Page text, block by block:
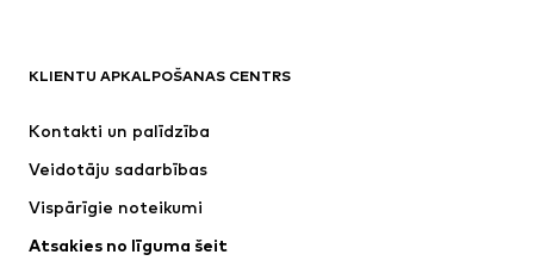
ADIDAS SPORTSWEAR
Nike Sportswear
NIKE
KLIENTU APKALPOŠANAS CENTRS
Kontakti un palīdzība
Veidotāju sadarbības
Vispārīgie noteikumi
Atsakies no līguma šeit